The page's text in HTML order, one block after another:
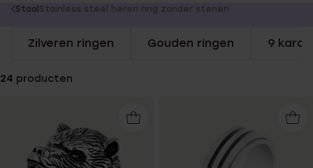
You
here:
Staal Stainless steel heren ring zonder stenen
Zilveren ringen Gouden ringen 9
24 producten